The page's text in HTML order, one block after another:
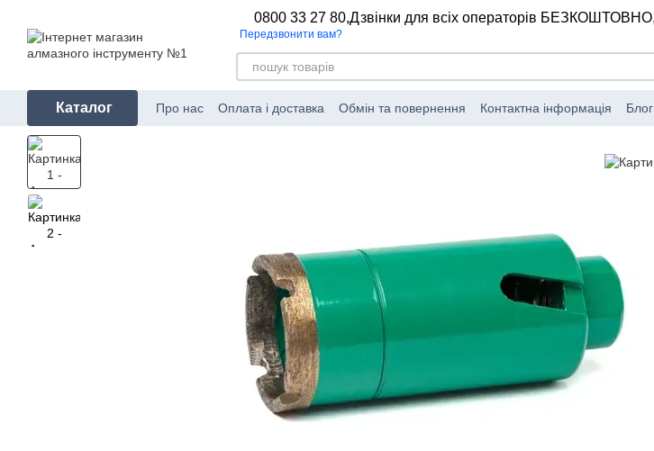
0800 33 27 80,Дзвінки для всіх операторів БЕЗКОШТОВНО,
Передзвонити вам?
Каталог Про нас Оплата і доставка Обмін та повернення Контактна інформація Блог